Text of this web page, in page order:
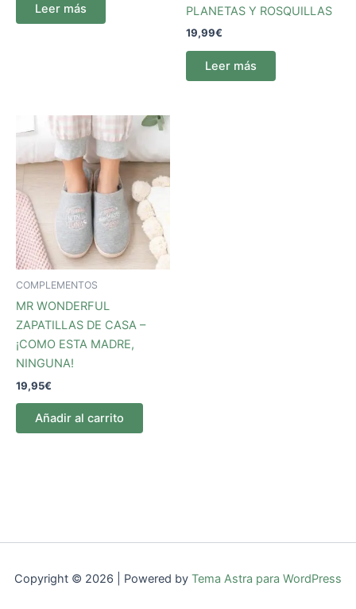
Leer más
PLANETAS Y ROSQUILLAS
19,99€
Leer más
COMPLEMENTOS
MR WONDERFUL
ZAPATILLAS DE CASA –
¡COMO ESTA MADRE,
NINGUNA!
19,95€
Añadir al carrito
Copyright © 2026 | Powered by Tema Astra para WordPress